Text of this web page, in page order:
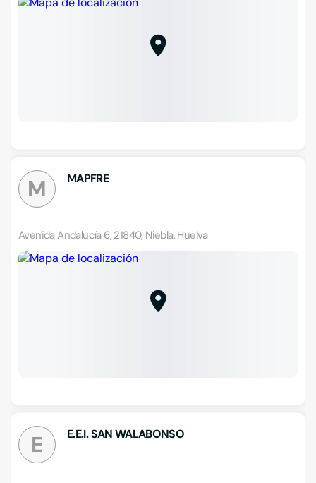
M MAPFRE
Avenida Andalucía 6, 21840, Niebla, Huelva
E E.E.I. SAN WALABONSO